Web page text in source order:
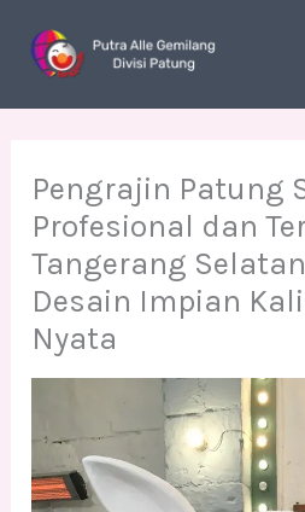
Pengrajin Patung
Profesional dan
Tangerang
Desain Impian
Nyata